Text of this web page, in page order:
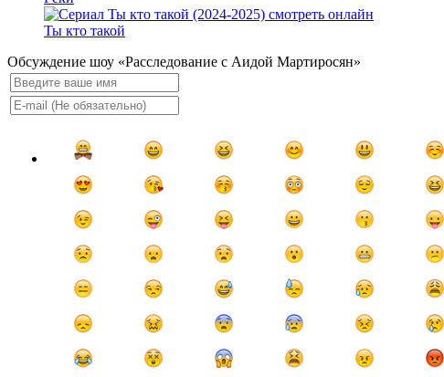
Ты кто такой
Обсуждение шоу «Расследование с Аидой Мартиросян»